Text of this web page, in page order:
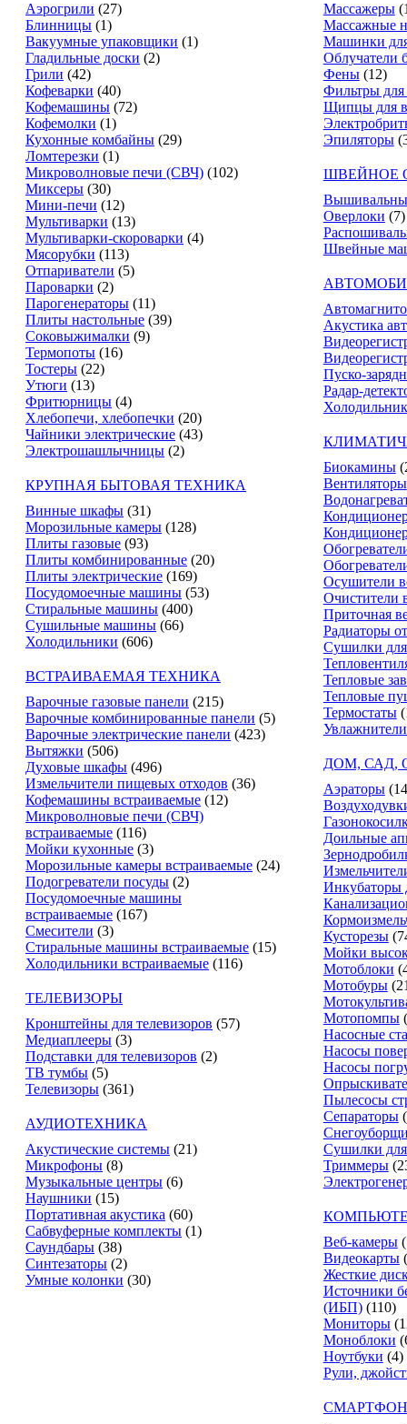
Аэрогрили (27)
Блинницы (1)
Вакуумные упаковщики (1)
Гладильные доски (2)
Грили (42)
Кофеварки (40)
Кофемашины (72)
Кофемолки (1)
Кухонные комбайны (29)
Ломтерезки (1)
Микроволновые печи (СВЧ) (102)
Миксеры (30)
Мини-печи (12)
Мультиварки (13)
Мультиварки-скороварки (4)
Мясорубки (113)
Отпариватели (5)
Пароварки (2)
Парогенераторы (11)
Плиты настольные (39)
Соковыжималки (9)
Термопоты (16)
Тостеры (22)
Утюги (13)
Фритюрницы (4)
Хлебопечи, хлебопечки (20)
Чайники электрические (43)
Электрошашлычницы (2)
КРУПНАЯ БЫТОВАЯ ТЕХНИКА
Винные шкафы (31)
Морозильные камеры (128)
Плиты газовые (93)
Плиты комбинированные (20)
Плиты электрические (169)
Посудомоечные машины (53)
Стиральные машины (400)
Сушильные машины (66)
Холодильники (606)
ВСТРАИВАЕМАЯ ТЕХНИКА
Варочные газовые панели (215)
Варочные комбинированные панели (5)
Варочные электрические панели (423)
Вытяжки (506)
Духовые шкафы (496)
Измельчители пищевых отходов (36)
Кофемашины встраиваемые (12)
Микроволновые печи (СВЧ)
встраиваемые (116)
Мойки кухонные (3)
Морозильные камеры встраиваемые (24)
Подогреватели посуды (2)
Посудомоечные машины
встраиваемые (167)
Смесители (3)
Стиральные машины встраиваемые (15)
Холодильники встраиваемые (116)
ТЕЛЕВИЗОРЫ
Кронштейны для телевизоров (57)
Медиаплееры (3)
Подставки для телевизоров (2)
ТВ тумбы (5)
Телевизоры (361)
АУДИОТЕХНИКА
Акустические системы (21)
Микрофоны (8)
Музыкальные центры (6)
Наушники (15)
Портативная акустика (60)
Сабвуферные комплекты (1)
Саундбары (38)
Синтезаторы (2)
Умные колонки (30)
Массажеры
Массажные
Машинки
Облучатели
Фены (12)
Фильтры
Щипцы для
Эпиляторы
ШВЕЙНОЕ
Оверлоки (7)
Швейные
Акустика
Пуско-
Радар-
Биокамины
Вентиляторы
Осушители
Очистители
Приточная
Радиаторы
Сушилки
Тепловые
Тепловые
Термостаты
ДОМ, САД,
Аэраторы
Доильные
Инкубаторы
Кусторезы
Мойки
Мотоблоки
Мотобуры
Мотопомпы
Насосные
Насосы
Насосы
Пылесосы
Сепараторы
Сушилки
Триммеры
Веб-камеры
Видеокарты
Жесткие
Источники
(ИБП) (110)
Мониторы
Моноблоки
Ноутбуки (4)
Рули,